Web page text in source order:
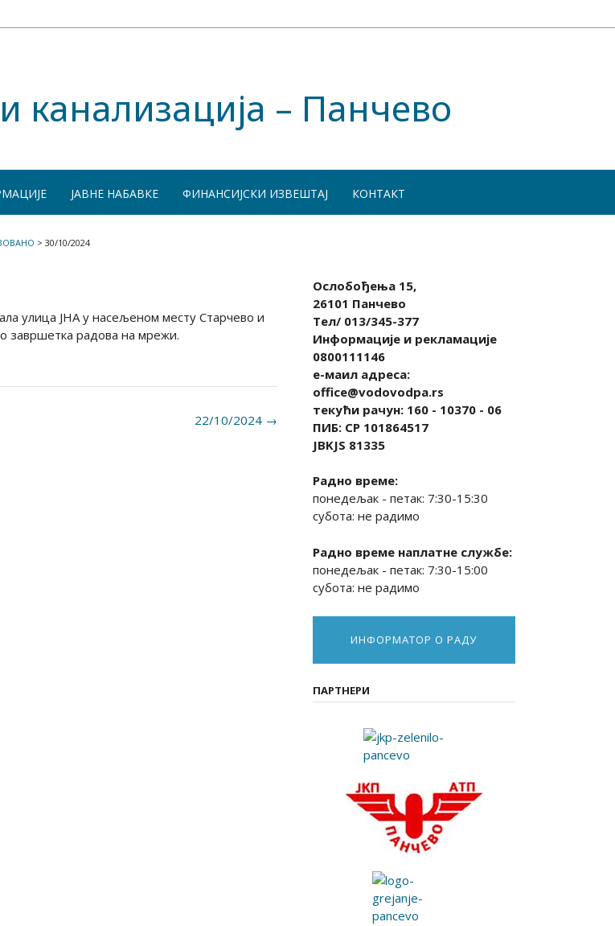
канализација – Панчево
ЈАВНЕ НАБАВКЕ ФИНАНСИЈСКИ ИЗВЕШТАЈ КОНТАКТ
> 30/10/2024
улица ЈНА у насељеном мeсту Старчево и
завршетка радова на мрежи.
22/10/2024 →
Ослобођења 15,
26101 Панчево
Тел/ 013/345-377
Информације и рекламације
0800111146
е-маил адреса:
office@vodovodpa.rs
текући рачун: 160 - 10370 - 06
ПИБ: СР 101864517
JBKJS 81335
Радно време:
понедељак - петак: 7:30-15:30
субота: не радимо
Радно време наплатне службе:
понедељак - петак: 7:30-15:00
субота: не радимо
ИНФОРМАТОР О РАДУ
ПАРТНЕРИ